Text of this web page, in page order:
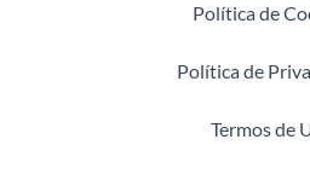
Política de
Política de
Termos de